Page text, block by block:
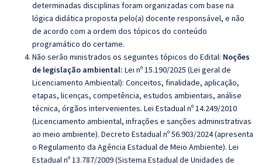
determinadas disciplinas foram organizadas com base na
lógica didática proposta pelo(a) docente responsável, e não
de acordo com a ordem dos tópicos do conteúdo
programático do certame.
Não serão ministrados os seguintes tópicos do Edital: Noções
de legislação ambiental: Lei nº 15.190/2025 (Lei geral de
Licenciamento Ambiental): Conceitos, finalidade, aplicação,
etapas, licenças, competência, estudos ambientais, análise
técnica, órgãos intervenientes. Lei Estadual nº 14.249/2010
(Licenciamento ambiental, infrações e sanções administrativas
ao meio ambiente). Decreto Estadual nº 56.903/2024 (apresenta
o Regulamento da Agência Estadual de Meio Ambiente). Lei
Estadual nº 13.787/2009 (Sistema Estadual de Unidades de